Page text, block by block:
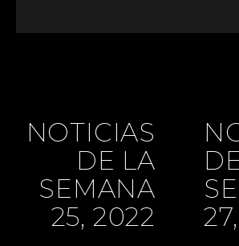
NOTICIAS
DE LA
SEMANA
25, 2022